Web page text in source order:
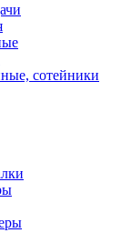
сотейники